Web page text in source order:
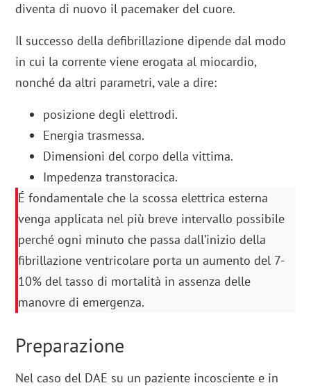
diventa di nuovo il pacemaker del cuore.
Il successo della defibrillazione dipende dal modo
in cui la corrente viene erogata al miocardio,
nonché da altri parametri, vale a dire:
posizione degli elettrodi.
Energia trasmessa.
Dimensioni del corpo della vittima.
Impedenza transtoracica.
É fondamentale che la scossa elettrica esterna
venga applicata nel più breve intervallo possibile
perché ogni minuto che passa dall’inizio della
fibrillazione ventricolare porta un aumento del 7-
10% del tasso di mortalità in assenza delle
manovre di emergenza.
Preparazione
Nel caso del DAE su un paziente incosciente e in